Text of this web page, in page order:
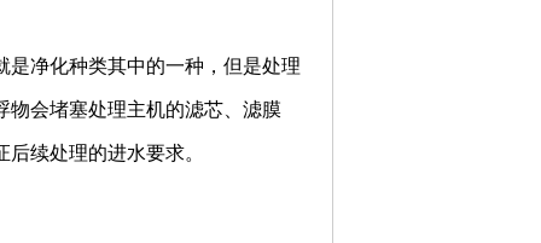
净化种类其中的一种，但是处理
物会堵塞处理主机的滤芯、滤膜
续处理的进水要求。